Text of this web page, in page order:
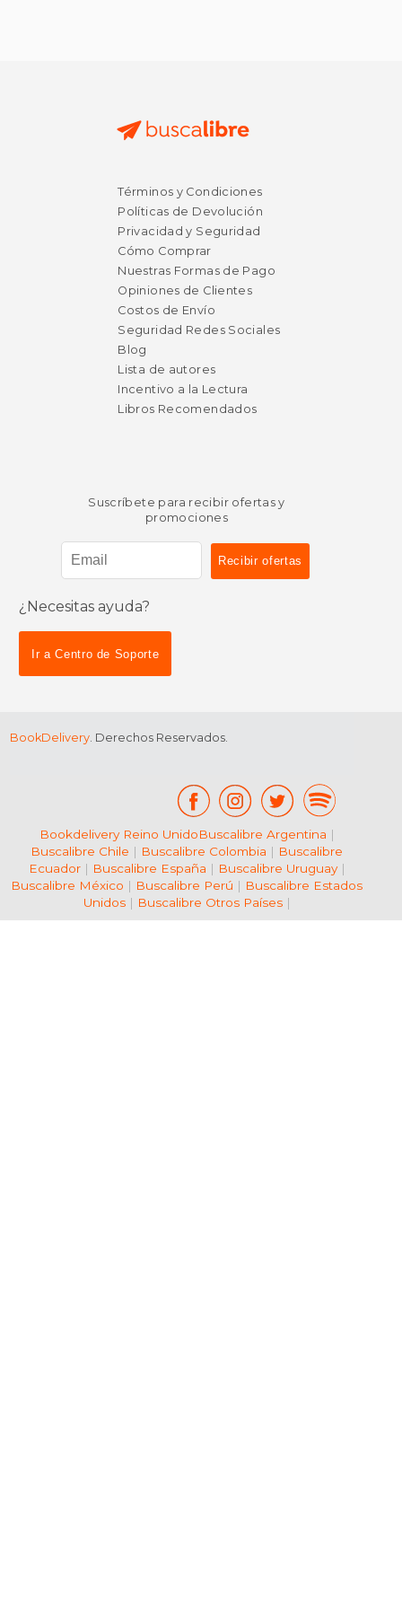
$ 57.17
$ 28.59
50%
dcto.
50%
dcto.
$ 47.54
$ 23.77
Términos y Condiciones
Políticas de Devolución
Privacidad y Seguridad
Cómo Comprar
Nuestras Formas de Pago
Opiniones de Clientes
Costos de Envío
Seguridad Redes Sociales
Blog
Lista de autores
Incentivo a la Lectura
Libros Recomendados
Suscríbete para recibir ofertas y
promociones
¿Necesitas ayuda?
Ir a Centro de Soporte
BookDelivery. Derechos Reservados.
Bookdelivery Reino UnidoBuscalibre Argentina |
Buscalibre Chile | Buscalibre Colombia | Buscalibre
Ecuador| Buscalibre España | Buscalibre Uruguay|
Buscalibre México | Buscalibre Perú | Buscalibre Estados
Unidos| Buscalibre Otros Países|